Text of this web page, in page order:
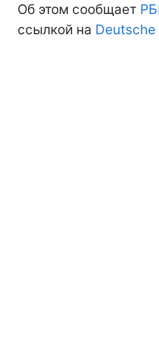
Об этом сообщает
ссылкой на Deutsche